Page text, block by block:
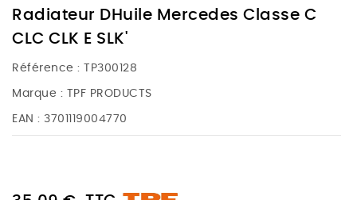
Radiateur DHuile Mercedes Classe C
CLC CLK E SLK'
Référence : TP300128
Marque : TPF PRODUCTS
EAN : 3701119004770